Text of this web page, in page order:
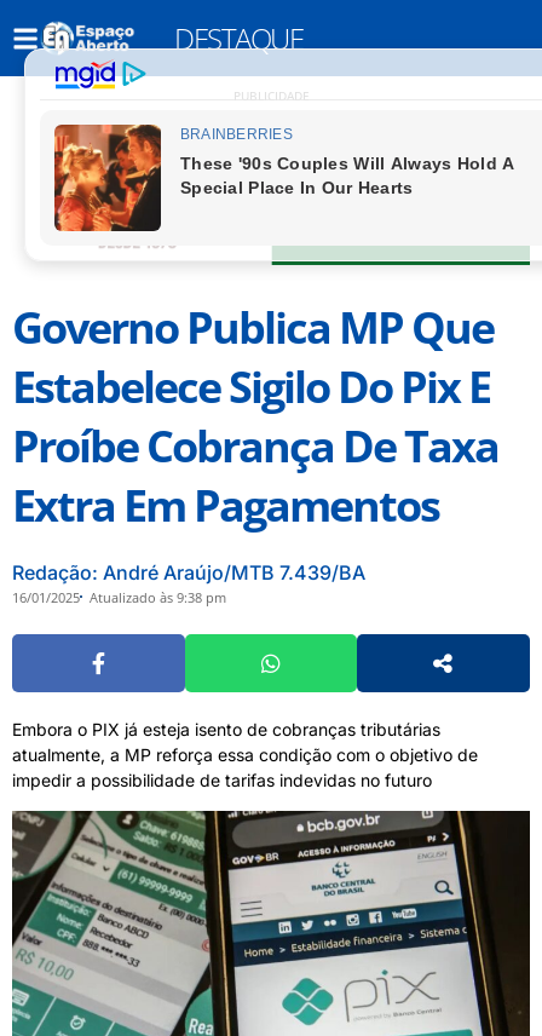
DESTAQUE
PUBLICIDADE
Governo Publica MP Que
Estabelece Sigilo Do Pix E
Proíbe Cobrança De Taxa
Extra Em Pagamentos
Redação: André Araújo/MTB 7.439/BA
16/01/2025 Atualizado às 9:38 pm
Embora o PIX já esteja isento de cobranças tributárias
atualmente, a MP reforça essa condição com o objetivo de
impedir a possibilidade de tarifas indevidas no futuro